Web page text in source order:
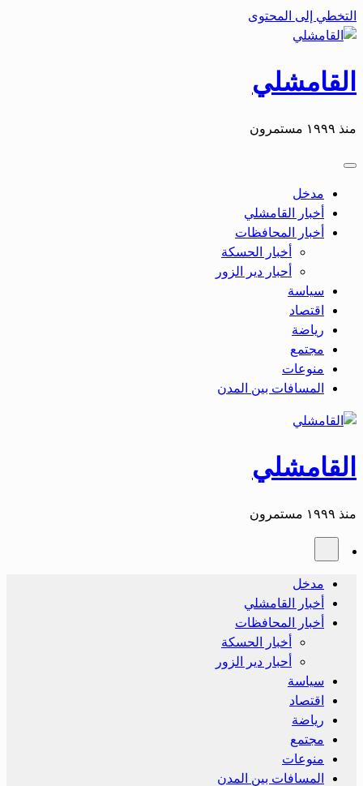
التخطي إلى المحتوى
القامشلي
منذ ١٩٩٩ مستمرون
مدخل
أخبار القامشلي
أخبار المحافظات
أخبار الحسكة
أحبار دير الزور
سياسة
اقتصاد
رياضة
مجتمع
منوعات
المسافات بين المدن
القامشلي
منذ ١٩٩٩ مستمرون
مدخل
أخبار القامشلي
أخبار المحافظات
أخبار الحسكة
أحبار دير الزور
سياسة
اقتصاد
رياضة
مجتمع
منوعات
المسافات بين المدن